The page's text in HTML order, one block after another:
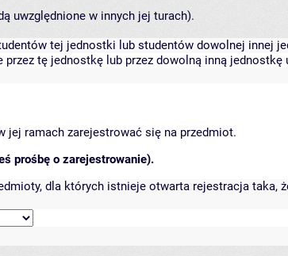
uwzględnione w innych jej turach).
tej jednostki lub studentów dowolnej innej
tę jednostkę lub przez dowolną inną jednostkę
jej ramach zarejestrować się na przedmiot.
prośbę o zarejestrowanie).
dla których istnieje otwarta rejestracja taka,